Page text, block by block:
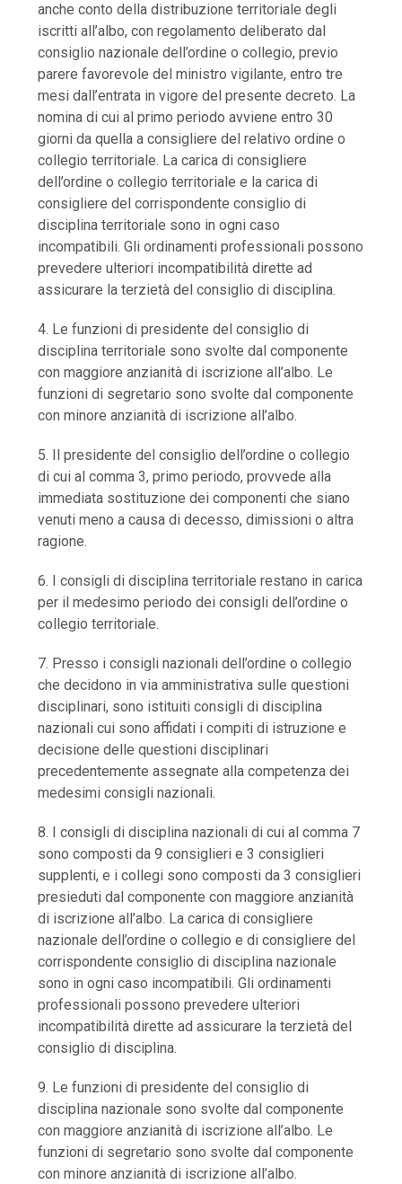
anche conto della distribuzione territoriale degli
iscritti all’albo, con regolamento deliberato dal
consiglio nazionale dell’ordine o collegio, previo
parere favorevole del ministro vigilante, entro tre
mesi dall’entrata in vigore del presente decreto. La
nomina di cui al primo periodo avviene entro 30
giorni da quella a consigliere del relativo ordine o
collegio territoriale. La carica di consigliere
dell’ordine o collegio territoriale e la carica di
consigliere del corrispondente consiglio di
disciplina territoriale sono in ogni caso
incompatibili. Gli ordinamenti professionali possono
prevedere ulteriori incompatibilità dirette ad
assicurare la terzietà del consiglio di disciplina.
4. Le funzioni di presidente del consiglio di
disciplina territoriale sono svolte dal componente
con maggiore anzianità di iscrizione all’albo. Le
funzioni di segretario sono svolte dal componente
con minore anzianità di iscrizione all’albo.
5. Il presidente del consiglio dell’ordine o collegio
di cui al comma 3, primo periodo, provvede alla
immediata sostituzione dei componenti che siano
venuti meno a causa di decesso, dimissioni o altra
ragione.
6. I consigli di disciplina territoriale restano in carica
per il medesimo periodo dei consigli dell’ordine o
collegio territoriale.
7. Presso i consigli nazionali dell’ordine o collegio
che decidono in via amministrativa sulle questioni
disciplinari, sono istituiti consigli di disciplina
nazionali cui sono affidati i compiti di istruzione e
decisione delle questioni disciplinari
precedentemente assegnate alla competenza dei
medesimi consigli nazionali.
8. I consigli di disciplina nazionali di cui al comma 7
sono composti da 9 consiglieri e 3 consiglieri
supplenti, e i collegi sono composti da 3 consiglieri
presieduti dal componente con maggiore anzianità
di iscrizione all’albo. La carica di consigliere
nazionale dell’ordine o collegio e di consigliere del
corrispondente consiglio di disciplina nazionale
sono in ogni caso incompatibili. Gli ordinamenti
professionali possono prevedere ulteriori
incompatibilità dirette ad assicurare la terzietà del
consiglio di disciplina.
9. Le funzioni di presidente del consiglio di
disciplina nazionale sono svolte dal componente
con maggiore anzianità di iscrizione all’albo. Le
funzioni di segretario sono svolte dal componente
con minore anzianità di iscrizione all’albo.